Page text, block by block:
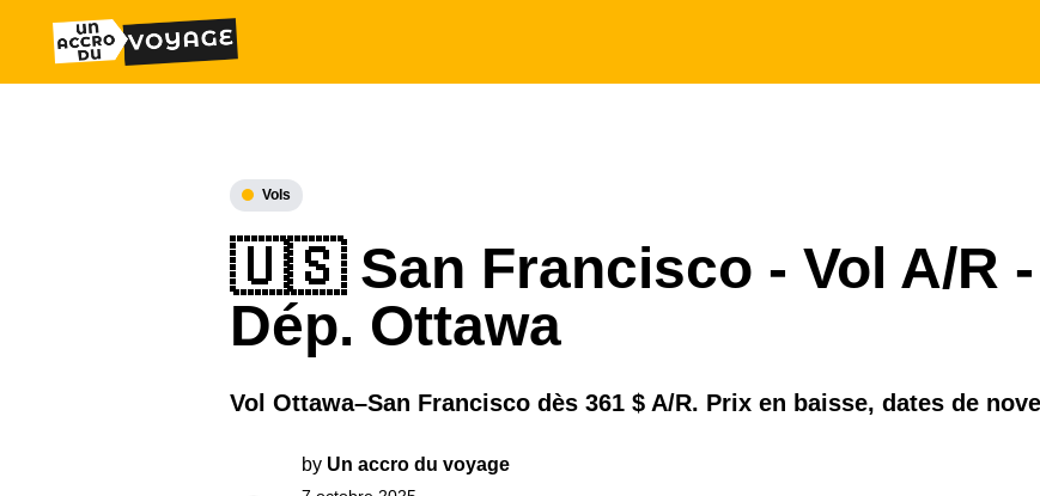
Vols
🇺🇸 San Francisco - Vol A/R -
Dép. Ottawa
Vol Ottawa–San Francisco dès 361 $ A/R. Prix en baisse, dates de
by Un accro du voyage